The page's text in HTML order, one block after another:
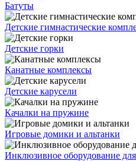
Батуты
Детские гимнастические
Детские горки
Канатные комплексы
Детские карусели
Качалки на пружине
Игровые домики и альтанки
Инклюзивное оборудование